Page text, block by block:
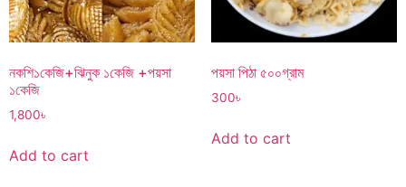
নকশি১কেজি+ঝিনুক ১কেজি +পয়সা
১কেজি
1,800৳
Add to cart
পয়সা পিঠা ৫০০গ্রাম
300৳
Add to cart